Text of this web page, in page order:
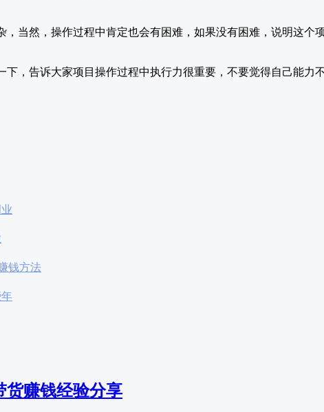
当然，操作过程中肯定也会有困难，如果没有困难，说明这个
，告诉大家项目操作过程中执行力很重要，不要觉得自己能力
钱方法
货赚钱经验分享